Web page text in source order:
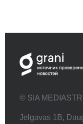
© SIA
Jelgavas 1B,